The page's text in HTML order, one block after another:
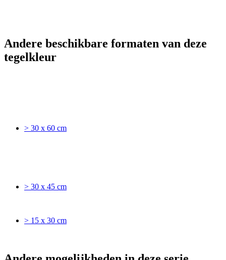
Andere beschikbare formaten van deze
tegelkleur
> 30 x 60 cm
> 30 x 45 cm
> 15 x 30 cm